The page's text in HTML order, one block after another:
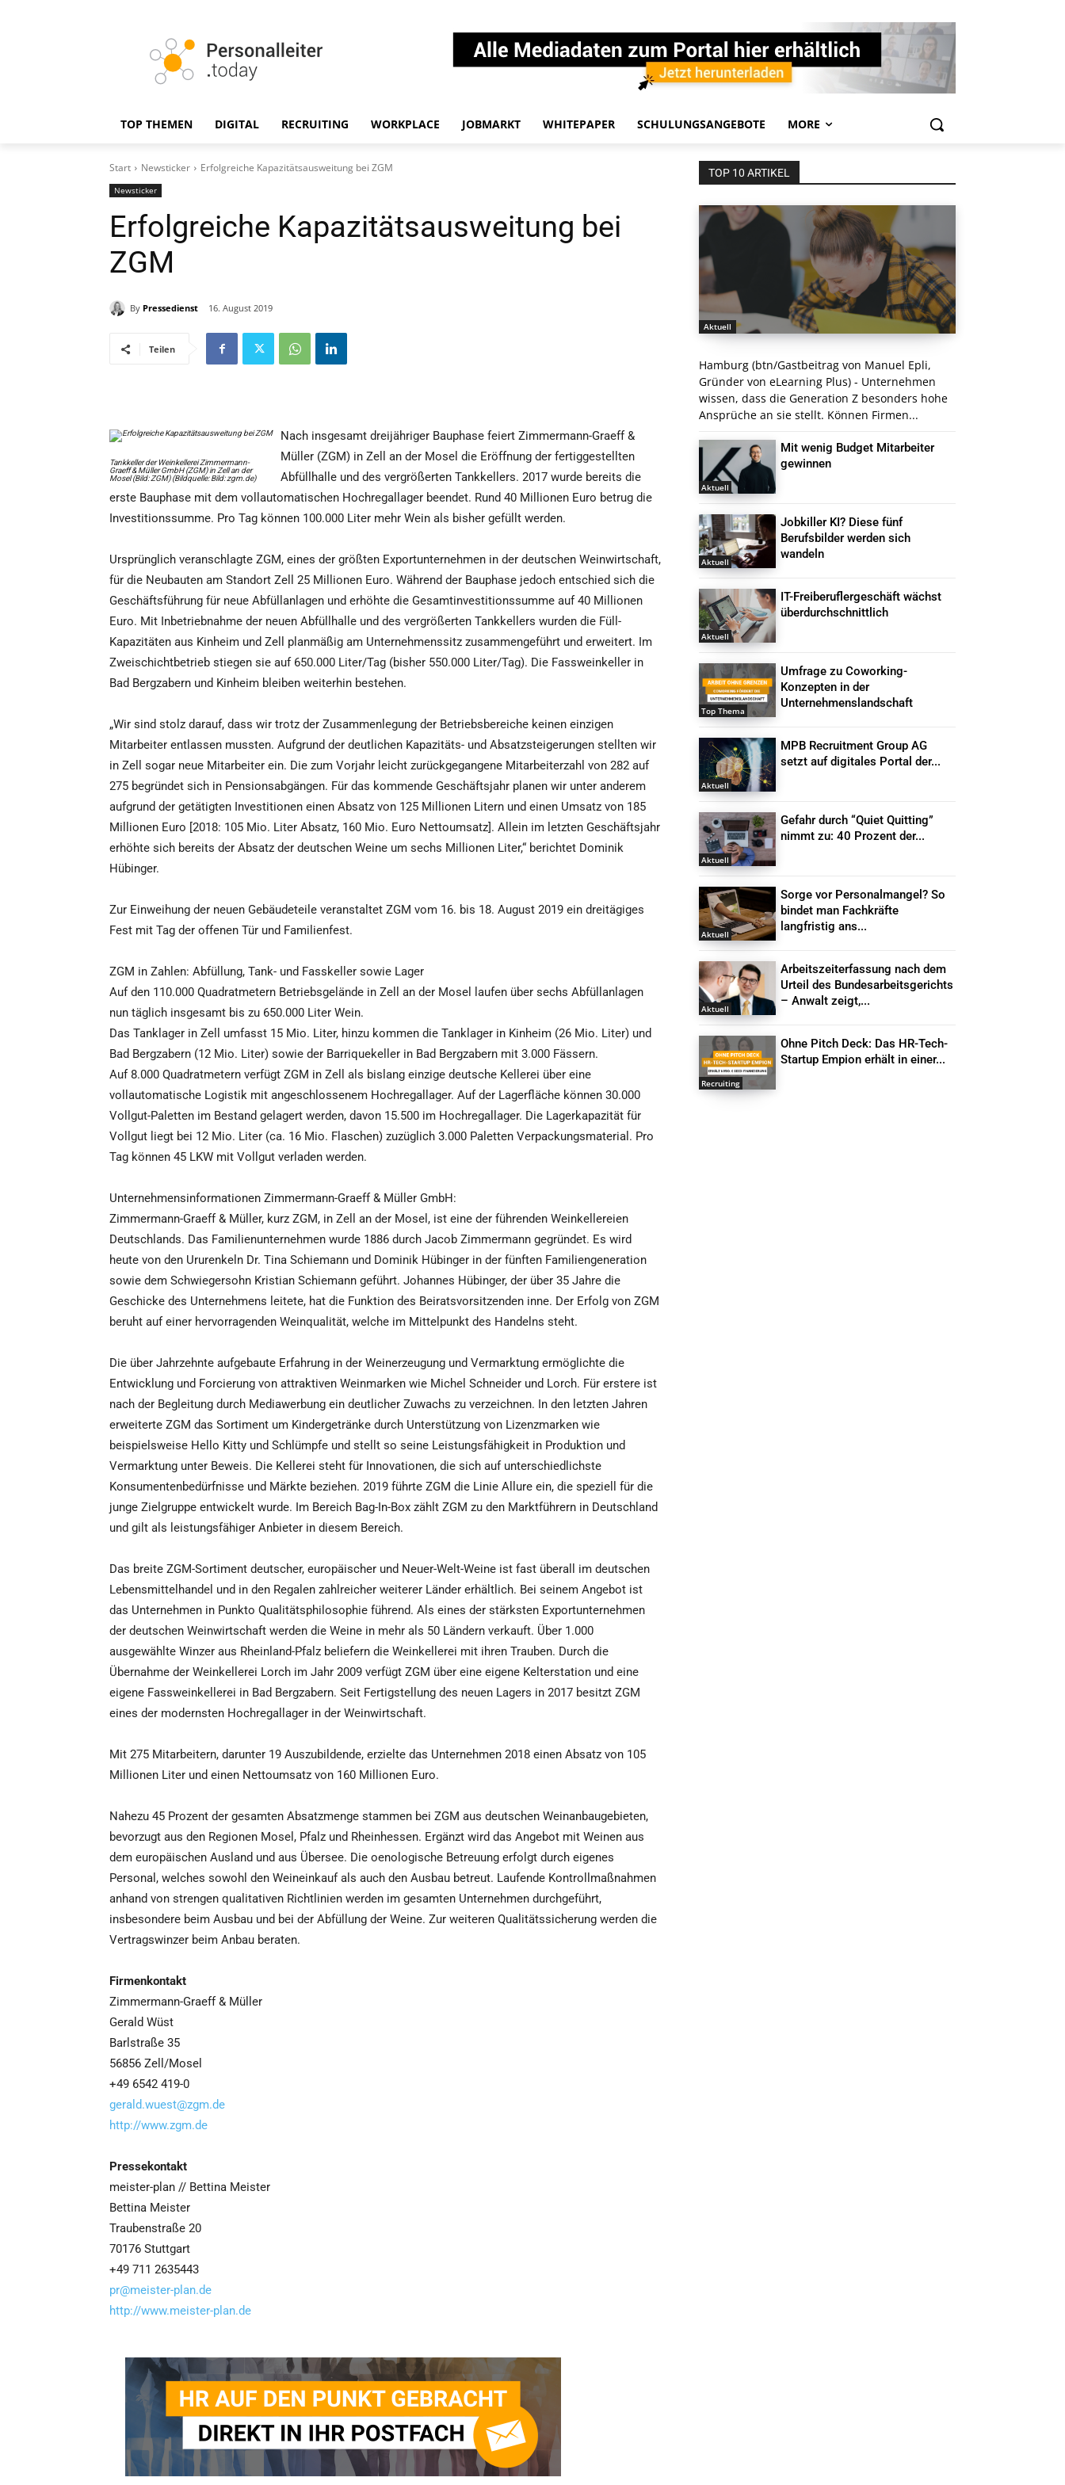
TOP THEMEN DIGITAL RECRUITING WORKPLACE JOBMARKT WHITEPAPER SCHULUNGSANGEBOTE MORE
Start Newsticker Erfolgreiche Kapazitätsausweitung bei ZGM
Newsticker
Erfolgreiche Kapazitätsausweitung bei
ZGM
By Pressedienst 16. August 2019
Teilen
Tankkeller der Weinkellerei Zimmermann-
Graeff & Müller GmbH (ZGM) in Zell an der
Mosel (Bild: ZGM) (Bildquelle: Bild: zgm.de)
Nach insgesamt dreijähriger Bauphase feiert Zimmermann-Graeff &
Müller (ZGM) in Zell an der Mosel die Eröffnung der fertiggestellten
Abfüllhalle und des vergrößerten Tankkellers. 2017 wurde bereits die
erste Bauphase mit dem vollautomatischen Hochregallager beendet. Rund 40 Millionen Euro betrug die
Investitionssumme. Pro Tag können 100.000 Liter mehr Wein als bisher gefüllt werden.
Ursprünglich veranschlagte ZGM, eines der größten Exportunternehmen in der deutschen Weinwirtschaft,
für die Neubauten am Standort Zell 25 Millionen Euro. Während der Bauphase jedoch entschied sich die
Geschäftsführung für neue Abfüllanlagen und erhöhte die Gesamtinvestitionssumme auf 40 Millionen
Euro. Mit Inbetriebnahme der neuen Abfüllhalle und des vergrößerten Tankkellers wurden die Füll-
Kapazitäten aus Kinheim und Zell planmäßig am Unternehmenssitz zusammengeführt und erweitert. Im
Zweischichtbetrieb stiegen sie auf 650.000 Liter/Tag (bisher 550.000 Liter/Tag). Die Fassweinkeller in
Bad Bergzabern und Kinheim bleiben weiterhin bestehen.
„Wir sind stolz darauf, dass wir trotz der Zusammenlegung der Betriebsbereiche keinen einzigen
Mitarbeiter entlassen mussten. Aufgrund der deutlichen Kapazitäts- und Absatzsteigerungen stellten wir
in Zell sogar neue Mitarbeiter ein. Die zum Vorjahr leicht zurückgegangene Mitarbeiterzahl von 282 auf
275 begründet sich in Pensionsabgängen. Für das kommende Geschäftsjahr planen wir unter anderem
aufgrund der getätigten Investitionen einen Absatz von 125 Millionen Litern und einen Umsatz von 185
Millionen Euro [2018: 105 Mio. Liter Absatz, 160 Mio. Euro Nettoumsatz]. Allein im letzten Geschäftsjahr
erhöhte sich bereits der Absatz der deutschen Weine um sechs Millionen Liter,“ berichtet Dominik
Hübinger.
Zur Einweihung der neuen Gebäudeteile veranstaltet ZGM vom 16. bis 18. August 2019 ein dreitägiges
Fest mit Tag der offenen Tür und Familienfest.
ZGM in Zahlen: Abfüllung, Tank- und Fasskeller sowie Lager
Auf den 110.000 Quadratmetern Betriebsgelände in Zell an der Mosel laufen über sechs Abfüllanlagen
nun täglich insgesamt bis zu 650.000 Liter Wein.
Das Tanklager in Zell umfasst 15 Mio. Liter, hinzu kommen die Tanklager in Kinheim (26 Mio. Liter) und
Bad Bergzabern (12 Mio. Liter) sowie der Barriquekeller in Bad Bergzabern mit 3.000 Fässern.
Auf 8.000 Quadratmetern verfügt ZGM in Zell als bislang einzige deutsche Kellerei über eine
vollautomatische Logistik mit angeschlossenem Hochregallager. Auf der Lagerfläche können 30.000
Vollgut-Paletten im Bestand gelagert werden, davon 15.500 im Hochregallager. Die Lagerkapazität für
Vollgut liegt bei 12 Mio. Liter (ca. 16 Mio. Flaschen) zuzüglich 3.000 Paletten Verpackungsmaterial. Pro
Tag können 45 LKW mit Vollgut verladen werden.
Unternehmensinformationen Zimmermann-Graeff & Müller GmbH:
Zimmermann-Graeff & Müller, kurz ZGM, in Zell an der Mosel, ist eine der führenden Weinkellereien
Deutschlands. Das Familienunternehmen wurde 1886 durch Jacob Zimmermann gegründet. Es wird
heute von den Ururenkeln Dr. Tina Schiemann und Dominik Hübinger in der fünften Familiengeneration
sowie dem Schwiegersohn Kristian Schiemann geführt. Johannes Hübinger, der über 35 Jahre die
Geschicke des Unternehmens leitete, hat die Funktion des Beiratsvorsitzenden inne. Der Erfolg von ZGM
beruht auf einer hervorragenden Weinqualität, welche im Mittelpunkt des Handelns steht.
Die über Jahrzehnte aufgebaute Erfahrung in der Weinerzeugung und Vermarktung ermöglichte die
Entwicklung und Forcierung von attraktiven Weinmarken wie Michel Schneider und Lorch. Für erstere ist
nach der Begleitung durch Mediawerbung ein deutlicher Zuwachs zu verzeichnen. In den letzten Jahren
erweiterte ZGM das Sortiment um Kindergetränke durch Unterstützung von Lizenzmarken wie
beispielsweise Hello Kitty und Schlümpfe und stellt so seine Leistungsfähigkeit in Produktion und
Vermarktung unter Beweis. Die Kellerei steht für Innovationen, die sich auf unterschiedlichste
Konsumentenbedürfnisse und Märkte beziehen. 2019 führte ZGM die Linie Allure ein, die speziell für die
junge Zielgruppe entwickelt wurde. Im Bereich Bag-In-Box zählt ZGM zu den Marktführern in Deutschland
und gilt als leistungsfähiger Anbieter in diesem Bereich.
Das breite ZGM-Sortiment deutscher, europäischer und Neuer-Welt-Weine ist fast überall im deutschen
Lebensmittelhandel und in den Regalen zahlreicher weiterer Länder erhältlich. Bei seinem Angebot ist
das Unternehmen in Punkto Qualitätsphilosophie führend. Als eines der stärksten Exportunternehmen
der deutschen Weinwirtschaft werden die Weine in mehr als 50 Ländern verkauft. Über 1.000
ausgewählte Winzer aus Rheinland-Pfalz beliefern die Weinkellerei mit ihren Trauben. Durch die
Übernahme der Weinkellerei Lorch im Jahr 2009 verfügt ZGM über eine eigene Kelterstation und eine
eigene Fassweinkellerei in Bad Bergzabern. Seit Fertigstellung des neuen Lagers in 2017 besitzt ZGM
eines der modernsten Hochregallager in der Weinwirtschaft.
Mit 275 Mitarbeitern, darunter 19 Auszubildende, erzielte das Unternehmen 2018 einen Absatz von 105
Millionen Liter und einen Nettoumsatz von 160 Millionen Euro.
Nahezu 45 Prozent der gesamten Absatzmenge stammen bei ZGM aus deutschen Weinanbaugebieten,
bevorzugt aus den Regionen Mosel, Pfalz und Rheinhessen. Ergänzt wird das Angebot mit Weinen aus
dem europäischen Ausland und aus Übersee. Die oenologische Betreuung erfolgt durch eigenes
Personal, welches sowohl den Weineinkauf als auch den Ausbau betreut. Laufende Kontrollmaßnahmen
anhand von strengen qualitativen Richtlinien werden im gesamten Unternehmen durchgeführt,
insbesondere beim Ausbau und bei der Abfüllung der Weine. Zur weiteren Qualitätssicherung werden die
Vertragswinzer beim Anbau beraten.
Firmenkontakt
Zimmermann-Graeff & Müller
Gerald Wüst
Barlstraße 35
56856 Zell/Mosel
+49 6542 419-0
gerald.wuest@zgm.de
http://www.zgm.de
Pressekontakt
meister-plan // Bettina Meister
Bettina Meister
Traubenstraße 20
70176 Stuttgart
+49 711 2635443
pr@meister-plan.de
http://www.meister-plan.de
TOP 10 ARTIKEL
Aktuell
Hamburg (btn/Gastbeitrag von Manuel Epli,
Gründer von eLearning Plus) - Unternehmen
wissen, dass die Generation Z besonders hohe
Ansprüche an sie stellt. Können Firmen...
Aktuell
Mit wenig Budget Mitarbeiter
gewinnen
Aktuell
Jobkiller KI? Diese fünf
Berufsbilder werden sich
wandeln
Aktuell
IT-Freiberuflergeschäft wächst
überdurchschnittlich
Top Thema
Umfrage zu Coworking-
Konzepten in der
Unternehmenslandschaft
Aktuell
MPB Recruitment Group AG
setzt auf digitales Portal der...
Aktuell
Gefahr durch “Quiet Quitting”
nimmt zu: 40 Prozent der...
Aktuell
Sorge vor Personalmangel? So
bindet man Fachkräfte
langfristig ans...
Aktuell
Arbeitszeiterfassung nach dem
Urteil des Bundesarbeitsgerichts
– Anwalt zeigt,...
Recruiting
Ohne Pitch Deck: Das HR-Tech-
Startup Empion erhält in einer...